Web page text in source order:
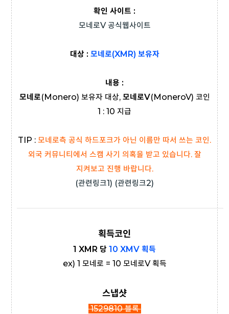
확인 사이트 :
모네로V 공식웹사이트
대상 : 모네로(XMR) 보유자
내용 :
모네로(Monero) 보유자 대상, 모네로V(MoneroV) 코인
1 : 10 지급
TIP : 모네로측 공식 하드포크가 아닌 이름만 따서 쓰는 코인.
외국 커뮤니티에서 스캠 사기 의혹을 받고 있습니다. 잘
지켜보고 진행 바랍니다.
(관련링크1) (관련링크2)
획득코인
1 XMR 당 10 XMV 획득
ex) 1 모네로 = 10 모네로V 획득
스냅샷
1529810 블록